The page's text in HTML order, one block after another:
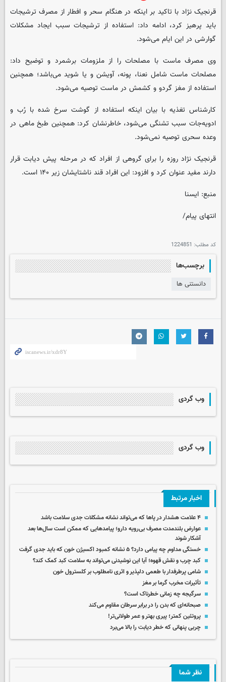
قرنجیک نژاد با تاکید بر اینکه در هنگام سحر و افطار از مصرف ترشیجات
باید پرهیز کرد، ادامه داد: استفاده از ترشیجات سبب ایجاد مشکلات
گوارشی در این ایام می‌شود.
وی مصرف ماست با مصلحات را از ملزومات برشمرد و توضیح داد:
مصلحات ماست شامل نعنا، پونه، آویشن و یا شوید می‌باشد؛ همچنین
استفاده از مغز گردو و کشمش در ماست توصیه می‌شود.
کارشناس تغذیه با بیان اینکه استفاده از گوشت سرخ شده با رُب و
ادویه‌جات سبب تشنگی می‌شود، خاطرنشان کرد: همچنین طبخ ماهی در
وعده سحری توصیه نمی‌شود.
قرنجیک نژاد روزه را برای گروهی از افراد که در مرحله پیش دیابت قرار
دارند مفید عنوان کرد و افزود: این افراد قند ناشتایشان زیر ۱۴۰ است.
منبع: ایسنا
انتهای پیام/
کد مطلب: 1224851
برچسب‌ها
دانستنی ها
وب گردی
وب گردی
اخبار مرتبط
۴ علامت هشدار در پاها که می‌تواند نشانه مشکلات جدی سلامت باشد
عوارض بلندمدت مصرف بی‌رویه دارو؛ پیامدهایی که ممکن است سال‌ها بعد
آشکار شوند
خستگی مداوم چه پیامی دارد؟ ۵ نشانه کمبود اکسیژن خون که باید جدی گرفت
کبد چرب و نقش قهوه؛ آیا این نوشیدنی می‌تواند به سلامت کبد کمک کند؟
شامی پرطرفدار با طعمی دلپذیر و اثری نامطلوب بر کلسترول خون
تأثیرات مخرب گرما بر مغز
سرگیجه چه زمانی خطرناک است؟
صبحانه‌ای که بدن‌ را در برابر سرطان مقاوم‌ می‌کند
پروتئین کمتر؛ پیری بهتر و عمر طولانی‌تر!
چربی پنهانی که خطر دیابت را بالا می‌برد
نظر شما